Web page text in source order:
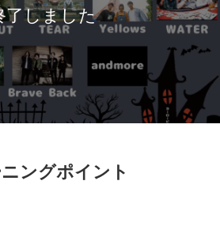
了しました
ングポイント